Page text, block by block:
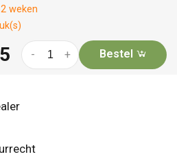
weken
+
- Bestel